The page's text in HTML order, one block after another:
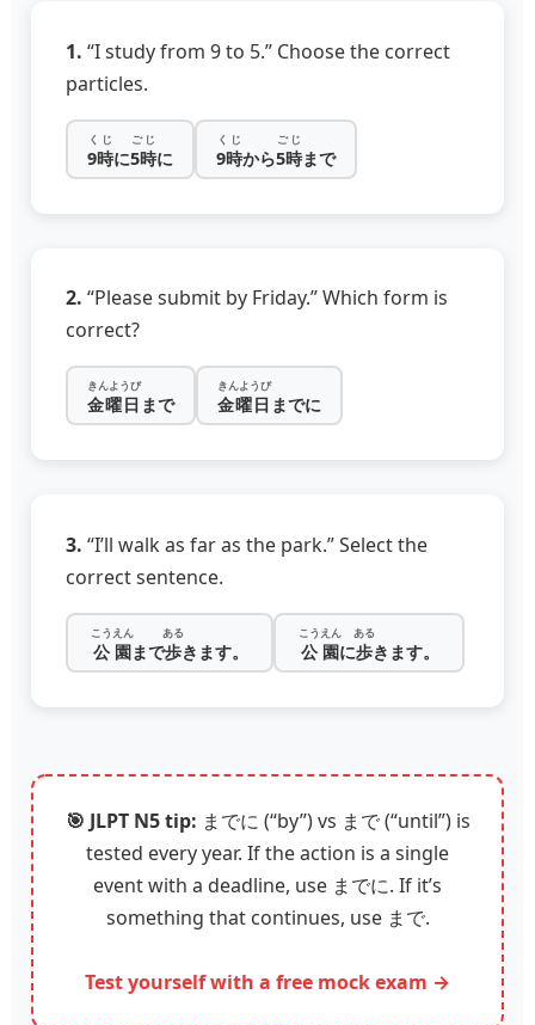
1. “I study from 9 to 5.” Choose the correct
particles.
9時
くじ
に5時
ごじ
に 9時
くじ
から5時
ごじ
まで
2. “Please submit by Friday.” Which form is
correct?
金曜日
きんようび
まで 金曜日
きんようび
までに
3. “I’ll walk as far as the park.” Select the
correct sentence.
公園
こうえん
まで歩
ある
きます。 公園
こうえん
に歩
ある
きます。
🎯 JLPT N5 tip: までに (“by”) vs まで (“until”) is
tested every year. If the action is a single
event with a deadline, use までに. If it’s
something that continues, use まで.
Test yourself with a free mock exam →